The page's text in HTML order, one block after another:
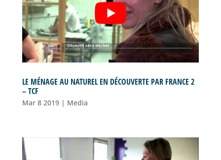
LE MÉNAGE AU NATUREL EN DÉCOUVERTE PAR FRANCE 2
– TCF
Mar 8 2019| Media